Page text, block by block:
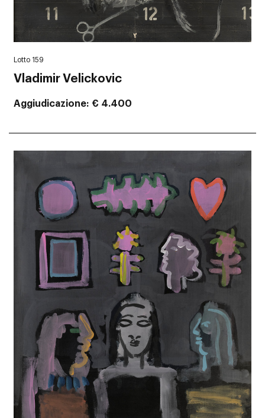
Lotto 159
Vladimir Velickovic
Aggiudicazione € 4.400